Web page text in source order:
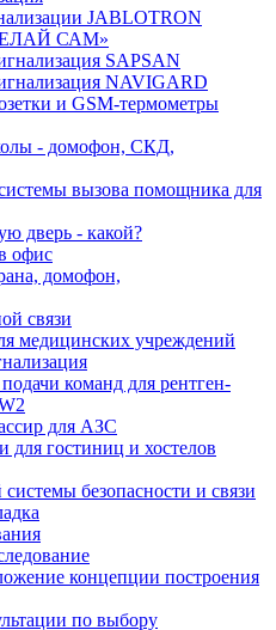
JABLOTRON
САМ»
SAPSAN
NAVIGARD
и GSM-термометры
- домофон, СКД,
вызова помощника для
дверь - какой?
офис
домофон,
связи
медицинских учреждений
команд для рентген-
для АЗС
для гостиниц и хостелов
безопасности и связи
концепции построения
по выбору